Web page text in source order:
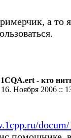
а то
- кто
16. Ноября 2006 ::